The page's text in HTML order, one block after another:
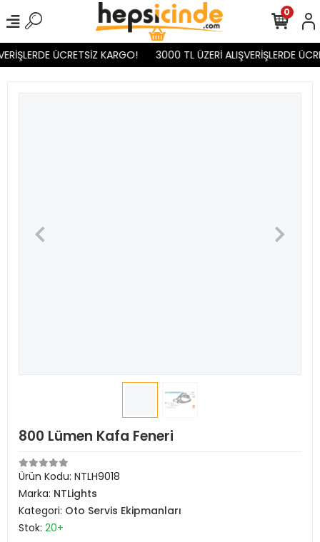
ÜCRETSİZ KARGO! 3000 TL ÜZERİ ALIŞVERİŞLERDE
0
800 Lümen Kafa Feneri
Ürün Kodu: NTLH9018
Marka: NTLights
Kategori: Oto Servis Ekipmanları
Stok: 20+